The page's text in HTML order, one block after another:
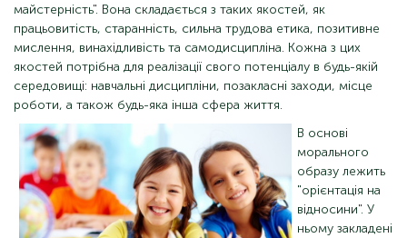
майстерність". Вона складається з таких якостей, як
працьовитість, старанність, сильна трудова етика, позитивне
мислення, винахідливість та самодисципліна. Кожна з цих
якостей потрібна для реалізації свого потенціалу в будь-якій
середовищі: навчальні дисципліни, позакласні заходи, місце
роботи, а також будь-яка інша сфера життя.
В основі
морального
образу лежить
"орієнтація на
відносини". У
ньому закладені